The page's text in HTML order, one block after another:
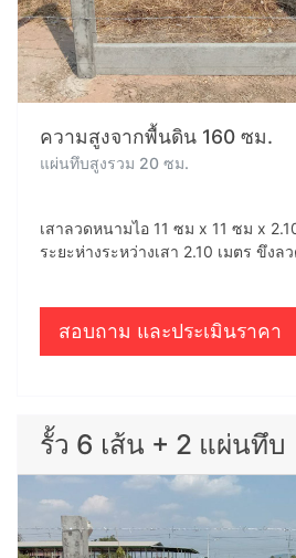
ความสูงจากพื้นดิน 160 ซม.
แผ่นทึบสูงรวม 20 ซม.
เสาลวดหนามไอ 11 ซม x 11 ซม x
ระยะห่างระหว่างเสา 2.10 เมตร ขึง
สอบถาม และประเมินราคา
รั้ว 6 เส้น + 2 แผ่นทึบ